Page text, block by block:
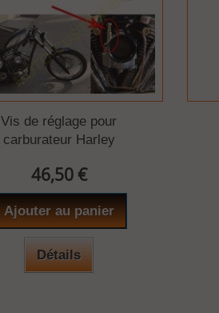
Vis de réglage pour
carburateur Harley
46,50 €
Ajouter au panier
Détails